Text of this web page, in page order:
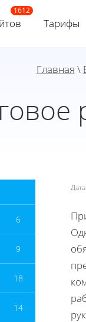
Тарифы
Главная \
6
9
18
14